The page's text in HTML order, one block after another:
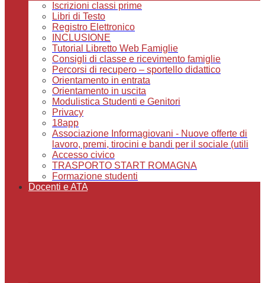
Iscrizioni classi prime
Libri di Testo
Registro Elettronico
INCLUSIONE
Tutorial Libretto Web Famiglie
Consigli di classe e ricevimento famiglie
Percorsi di recupero – sportello didattico
Orientamento in entrata
Orientamento in uscita
Modulistica Studenti e Genitori
Privacy
18app
Associazione Informagiovani - Nuove offerte di
lavoro, premi, tirocini e bandi per il sociale (utili
Accesso civico
TRASPORTO START ROMAGNA
Formazione studenti
Docenti e ATA